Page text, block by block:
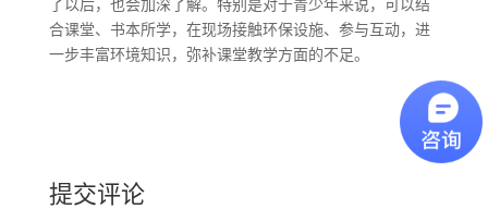
了以后，也会加深了解。特别是对于青少年来说，可以结
合课堂、书本所学，在现场接触环保设施、参与互动，进
一步丰富环境知识，弥补课堂教学方面的不足。
提交评论